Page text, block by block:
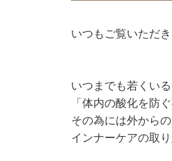
いつもご覧いただ
いつまでも若くいる
「体内の酸化を防
その為には外から
インナーケアの取